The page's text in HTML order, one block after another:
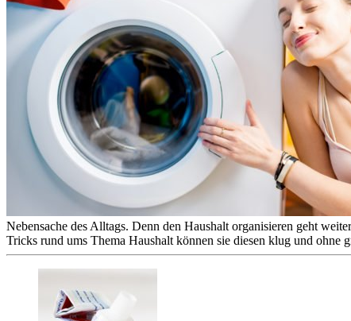
Nebensache des Alltags. Denn den Haushalt organisieren geht
Tricks rund ums Thema Haushalt können sie diesen klug und ohne